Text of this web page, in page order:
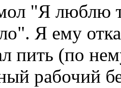
"Я люблю
Я ему
пить (по
рабочий